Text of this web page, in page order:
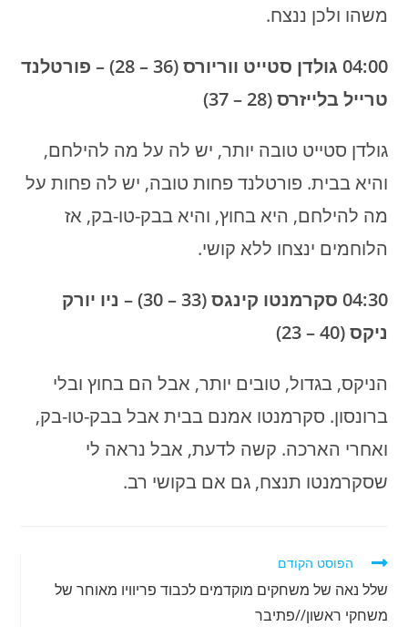
משהו ולכן ננצח.
04:00 גולדן סטייט ווריורס (36 – 28)
– פורטלנד
טרייל בלייזרס (28 – 37)
גולדן סטייט טובה יותר, יש לה על מה להילחם,
והיא בבית. פורטלנד פחות טובה, יש לה פחות על
מה להילחם, היא בחוץ, והיא בבק-טו-בק, אז
הלוחמים ינצחו ללא קושי.
04:30 סקרמנטו קינגס (33 – 30) – ניו יורק
ניקס (40 – 23)
הניקס, בגדול, טובים יותר, אבל הם בחוץ ובלי
ברונסון. סקרמנטו אמנם בבית אבל בבק-טו-בק,
ואחרי הארכה. קשה לדעת, אבל נראה לי
שסקרמנטו תנצח, גם אם בקושי רב.
לקרוא
מאמרים
נוספים
הפוסט הקודם
שלל נאה של משחקים מוקדמים לכבוד פריוויו מאוחר של
משחקי ראשון//פתיבר